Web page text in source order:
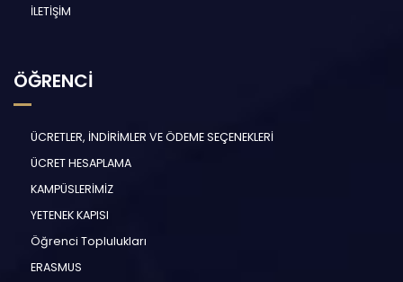
İLETİŞİM
ÖĞRENCİ
ÜCRETLER, İNDİRİMLER VE ÖDEME SEÇENEKLERİ
ÜCRET HESAPLAMA
KAMPÜSLERİMİZ
YETENEK KAPISI
Öğrenci Toplulukları
ERASMUS